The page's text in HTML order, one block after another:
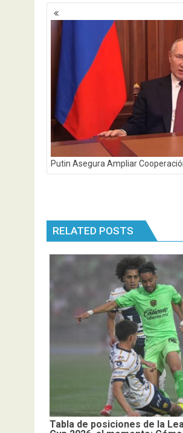
Navegación
de
entradas
Putin Asegura Ampliar
RELATED POSTS
Tabla de posiciones de la